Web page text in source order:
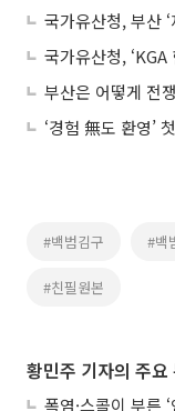
‘경험 無도 환영’
#백범김구 #백
#친필원본
황민주 기자의 주요